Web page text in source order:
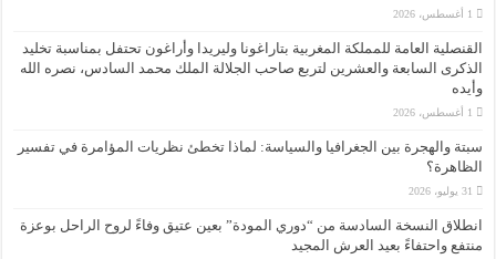
1 أغسطس، 2026
القنصلية العامة للمملكة المغربية بتاراغونا وليريدا وأراغون تحتفل بمناسبة تخليد
الذكرى السابعة والعشرين لتربع صاحب الجلالة الملك محمد السادس، نصره الله
وأيده
1 أغسطس، 2026
سبتة والهجرة بين الجغرافيا والسياسة: لماذا تخطئ نظريات المؤامرة في تفسير
الظاهرة؟
31 يوليو، 2026
انطلاق النسخة السادسة من “دوري المودة” بعين عتيق وفاءً لروح الراحل بوعزة
منتفع واحتفاءً بعيد العرش المجيد